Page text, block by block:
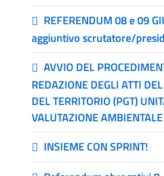
REFERENDUM 08 e 09
aggiuntivo scrutatore/
AVVIO DEL
REDAZIONE DEGLI ATTI
DEL TERRITORIO (PGT)
VALUTAZIONE
INSIEME CON SPRINT!